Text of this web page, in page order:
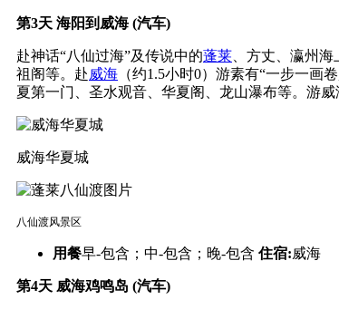
第3天 海阳到威海 (汽车)
赴神话“八仙过海”及传说中的蓬莱 、方丈、瀛州
祖阁等。赴 威海 （约1.5小时0）游素有“一步一画
夏第一门、圣水观音、华夏阁、龙山瀑布等。游
威海华夏城
八仙渡风景区
用餐早-包含；中-包含；晚-包含 住宿:威海
第4天 威海鸡鸣岛 (汽车)